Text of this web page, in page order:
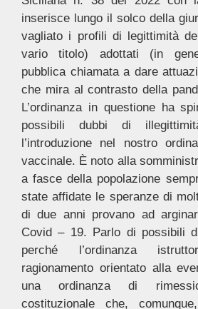
inserisce lungo il solco della
vagliato i profili di legittimità
vario titolo) adottati (in
pubblica chiamata a dare
che mira al contrasto della
L’ordinanza in questione ha
possibili dubbi di
l’introduzione nel nostro
vaccinale. È noto alla
a fasce della popolazione
state affidate le speranze di
di due anni provano ad
Covid – 19. Parlo di possibili
perché l’ordinanza
ragionamento orientato alla
una ordinanza di
costituzionale che,